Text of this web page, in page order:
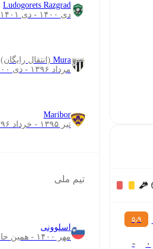
۵٫۹
۰ -
Ludogorets Razgrad
دی ۱۴۰۰ - دی ۱۴۰۱
Mura (انتقال رایگان)
مرداد ۱۳۹۶ - دی ۱۴۰۰
Maribor
تیر ۱۳۹۵ - خرداد ۱۳۹۶
تیم ملی
اسلوونی
مهر ۱۴۰۰ - همین حالا